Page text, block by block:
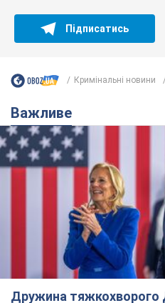
Підписатись
Кримінальні новини
Важливе
Дружина тяжкохворого